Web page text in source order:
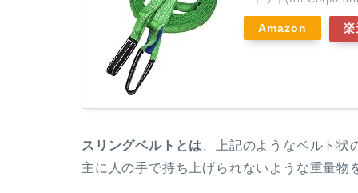
Amazon 楽
スリングベルトとは
、上記のようなベルト状
主に人の手で持ち上げられないような重量物